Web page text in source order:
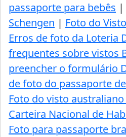
passaporte para bebês |
Schengen | Foto do
Erros de foto da Loteria
frequentes sobre vistos
preencher o formulário
de foto do passaporte
Foto do visto
Carteira Nacional de
Foto para passaporte